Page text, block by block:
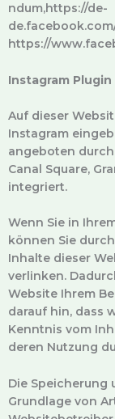
ndum,https://de-
https://
Instagram Plugin
Auf dieser
Instagram
angeboten
Canal Square,
integriert.
Wenn Sie in
können Sie
Inhalte dieser
verlinken.
Website Ihrem
darauf hin, dass
Kenntnis vom
deren Nutzung
Die Speicherung
Grundlage von